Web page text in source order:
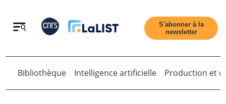
Retour
S'abonner à la
newsletter
Retour
Bibliothèque Intelligence artificielle Production et